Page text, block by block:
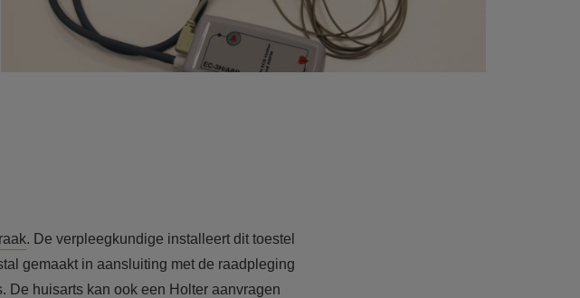
. De verpleegkundige installeert dit toestel
gemaakt in aansluiting met de raadpleging
De huisarts kan ook een Holter aanvragen